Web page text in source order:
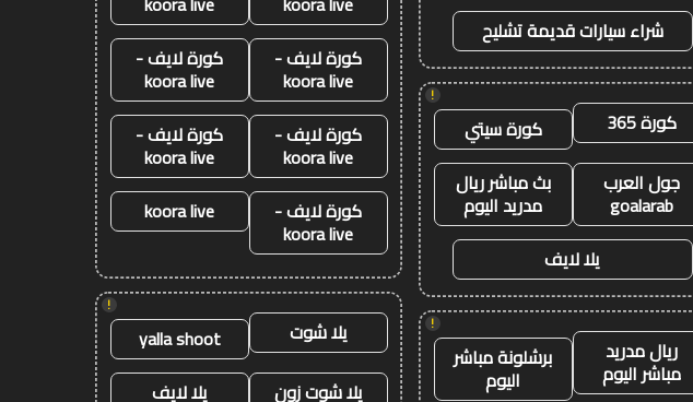
شراء سيارات قديمة تشليح
!
كورة 365
كورة سيتي
جول العرب
goalarab
بث مباشر ريال
مدريد اليوم
يلا لايف
!
ريال مدريد
مباشر اليوم برشلونة مباشر
اليوم
كورة لايف -
koora live
كورة لايف -
koora live
كورة لايف -
koora live
كورة لايف -
koora live
كورة لايف -
koora live
koora live
!
يلا شوت
yalla shoot
يلا شوت زون
يلا لايف